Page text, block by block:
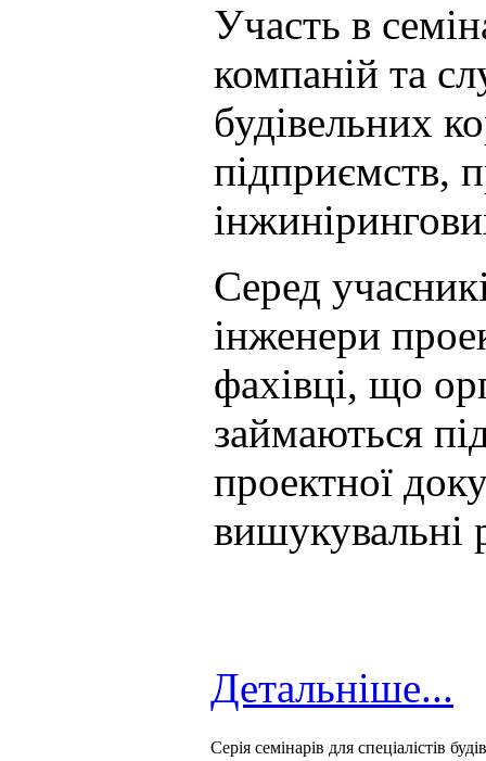
Участь в
компаній та
будівельних
підприємств,
Серед
інженери
фахівці, що
займаються
проектної
вишукувальні
Детальніше...
Серія семінарів для спеціалістів